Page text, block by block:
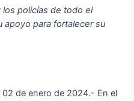
los policías de todo el
apoyo para fortalecer su
02 de enero de 2024.- En el